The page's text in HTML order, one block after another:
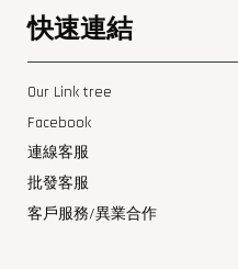
快速連結
Our Link tree
Facebook
連線客服
批發客服
客戶服務/異業合作